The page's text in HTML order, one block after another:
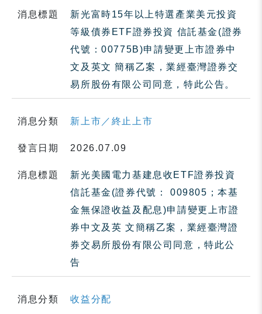
消息標題
新光富時15年以上特選產業美元投資
等級債券ETF證券投資 信託基金(證券
代號：00775B)申請變更上市證券中
文及英文 簡稱乙案，業經臺灣證券交
易所股份有限公司同意，特此公告。
消息分類 新上市／終止上市
發言日期 2026.07.09
消息標題
新光美國電力基建息收ETF證券投資
信託基金(證券代號： 009805；本基
金無保證收益及配息)申請變更上市證
券中文及英 文簡稱乙案，業經臺灣證
券交易所股份有限公司同意，特此公
告
消息分類 收益分配